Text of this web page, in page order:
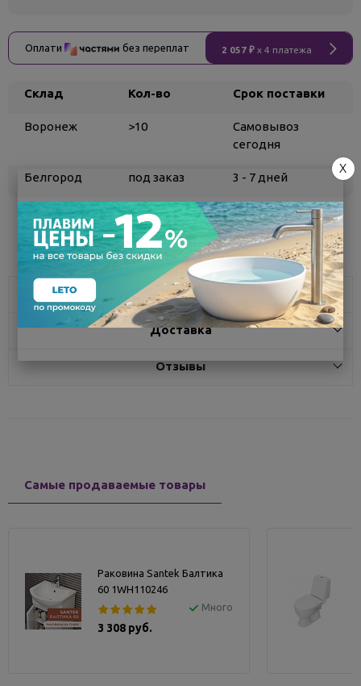
Оплати без переплат 2 057 ₽ x 4 платежа
Склад Кол-во Срок поставки
Воронеж >10
Самовывоз
сегодня
Белгород под заказ 3 - 7 дней
Поделиться
Характеристики
Доставка
Отзывы
Самые продаваемые товары
Раковина Santek Балтика
60 1WH110246
Много
3 308 руб.
X